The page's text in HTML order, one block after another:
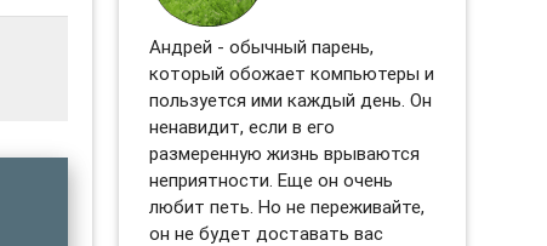
Андрей - обычный парень,
который обожает компьютеры и
пользуется ими каждый день. Он
ненавидит, если в его
размеренную жизнь врываются
неприятности. Еще он очень
любит петь. Но не переживайте,
он не будет доставать вас